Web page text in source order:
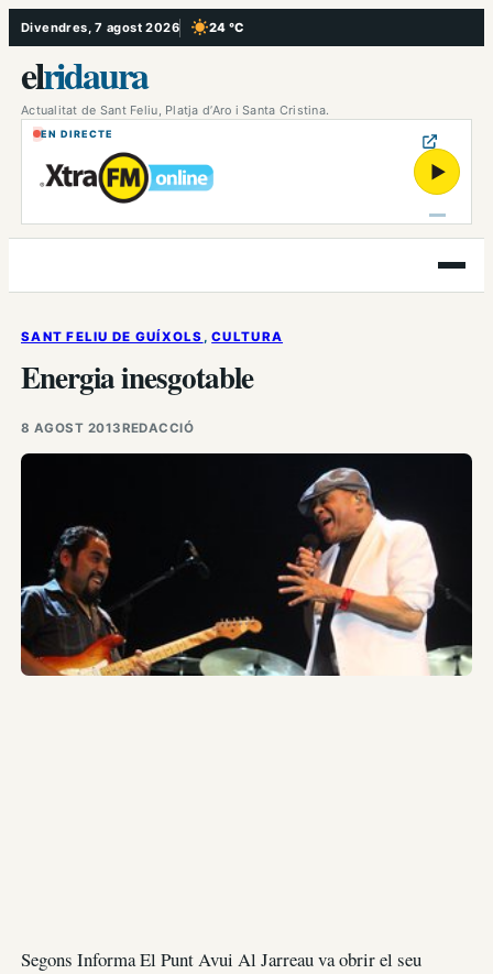
Vés
al
contingut
Divendres, 7 agost 2026 24 °C
, Cel serè
elridaura
Actualitat de Sant Feliu, Platja d’Aro i Santa Cristina.
EN DIRECTE
▶
Obre
el
SANT FELIU DE GUÍXOLS , CULTURA
Energia inesgotable
8 AGOST 2013REDACCIÓ
Segons Informa El Punt Avui Al Jarreau va obrir el seu